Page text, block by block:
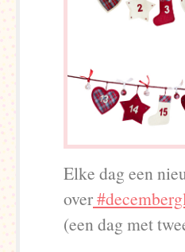
Elke dag een
over
(een dag met